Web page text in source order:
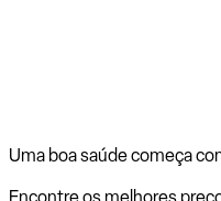
Uma boa saúde começa